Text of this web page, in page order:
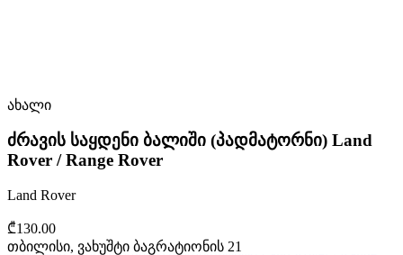
ახალი
ძრავის საყდენი ბალიში (პადმატორნი) Land
Rover / Range Rover
Land Rover
₾130.00
თბილისი, ვახუშტი ბაგრატიონის 21